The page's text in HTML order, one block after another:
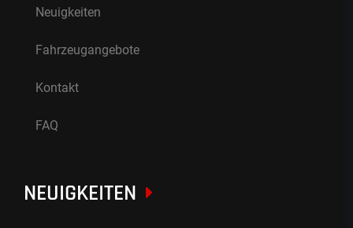
Neuigkeiten
Fahrzeugangebote
Kontakt
FAQ
NEUIGKEITEN